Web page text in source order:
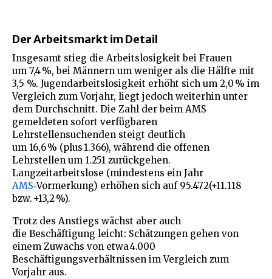
Der Arbeitsmarkt im Detail
Insgesamt stieg die Arbeitslosigkeit bei Frauen
um 7,4 %, bei Männern um weniger als die Hälfte mit
3,5 %. Jugendarbeitslosigkeit erhöht sich um 2,0 % im
Vergleich zum Vorjahr, liegt jedoch weiterhin unter
dem Durchschnitt. Die Zahl der beim AMS
gemeldeten sofort verfügbaren
Lehrstellensuchenden steigt deutlich
um 16,6 % (plus 1.366), während die offenen
Lehrstellen um 1.251 zurückgehen.
Langzeitarbeitslose (mindestens ein Jahr
AMS‑Vormerkung) erhöhen sich auf 95.472(+11.118
bzw. +13,2 %).
Trotz des Anstiegs wächst aber auch
die Beschäftigung leicht: Schätzungen gehen von
einem Zuwachs von etwa 4.000
Beschäftigungsverhältnissen im Vergleich zum
Vorjahr aus.